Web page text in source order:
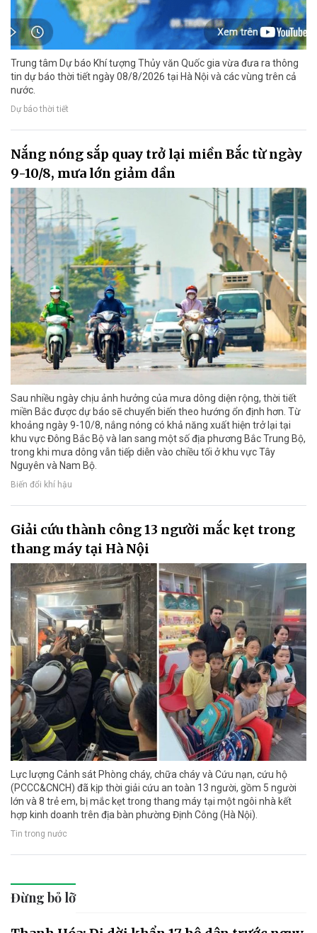
Trung tâm Dự báo Khí tượng Thủy văn Quốc gia vừa đưa ra thông
tin dự báo thời tiết ngày 08/8/2026 tại Hà Nội và các vùng trên cả
nước.
Dự báo thời tiết
Nắng nóng sắp quay trở lại miền Bắc từ ngày
9-10/8, mưa lớn giảm dần
Sau nhiều ngày chịu ảnh hưởng của mưa dông diện rộng, thời tiết
miền Bắc được dự báo sẽ chuyển biến theo hướng ổn định hơn. Từ
khoảng ngày 9-10/8, nắng nóng có khả năng xuất hiện trở lại tại
khu vực Đông Bắc Bộ và lan sang một số địa phương Bắc Trung Bộ,
trong khi mưa dông vẫn tiếp diễn vào chiều tối ở khu vực Tây
Nguyên và Nam Bộ.
Biến đổi khí hậu
Giải cứu thành công 13 người mắc kẹt trong
thang máy tại Hà Nội
Lực lượng Cảnh sát Phòng cháy, chữa cháy và Cứu nạn, cứu hộ
(PCCC&CNCH) đã kịp thời giải cứu an toàn 13 người, gồm 5 người
lớn và 8 trẻ em, bị mắc kẹt trong thang máy tại một ngôi nhà kết
hợp kinh doanh trên địa bàn phường Định Công (Hà Nội).
Tin trong nước
Đừng bỏ lỡ